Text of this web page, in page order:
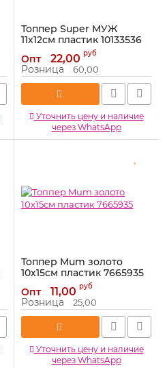
Топпер Super МУЖ
11х12см пластик 10133536
Артикул: 10133536
Опт 22,00 руб
Розница 60,00
Уточнить цену и наличие
через WhatsApp
Топпер Mum золото
10х15см пластик 7665935
Артикул: 7665935
Опт 11,00 руб
Розница 25,00
Уточнить цену и наличие
через WhatsApp